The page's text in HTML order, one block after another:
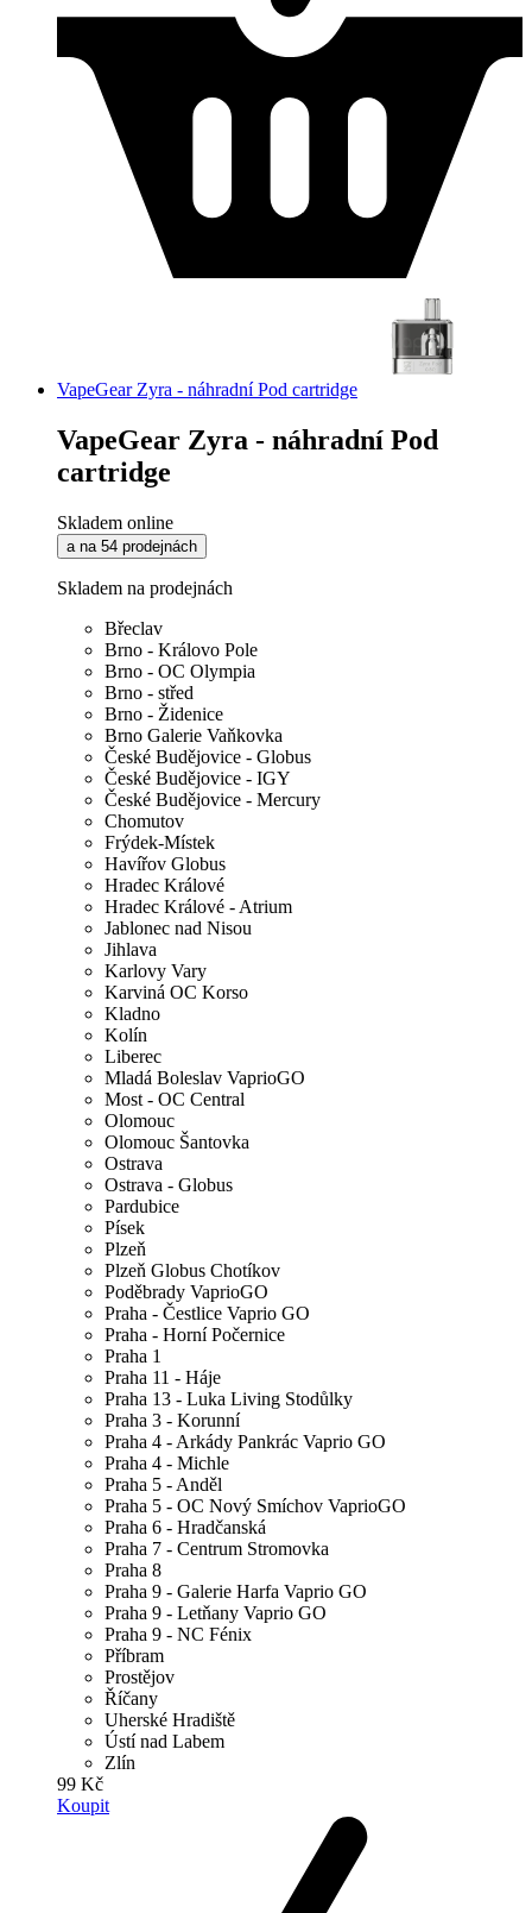
VapeGear Zyra - náhradní Pod cartridge
VapeGear Zyra - náhradní Pod
cartridge
Skladem online
a na 54 prodejnách
Skladem na prodejnách
Břeclav
Brno - Královo Pole
Brno - OC Olympia
Brno - střed
Brno - Židenice
Brno Galerie Vaňkovka
České Budějovice - Globus
České Budějovice - IGY
České Budějovice - Mercury
Chomutov
Frýdek-Místek
Havířov Globus
Hradec Králové
Hradec Králové - Atrium
Jablonec nad Nisou
Jihlava
Karlovy Vary
Karviná OC Korso
Kladno
Kolín
Liberec
Mladá Boleslav VaprioGO
Most - OC Central
Olomouc
Olomouc Šantovka
Ostrava
Ostrava - Globus
Pardubice
Písek
Plzeň
Plzeň Globus Chotíkov
Poděbrady VaprioGO
Praha - Čestlice Vaprio GO
Praha - Horní Počernice
Praha 1
Praha 11 - Háje
Praha 13 - Luka Living Stodůlky
Praha 3 - Korunní
Praha 4 - Arkády Pankrác Vaprio GO
Praha 4 - Michle
Praha 5 - Anděl
Praha 5 - OC Nový Smíchov VaprioGO
Praha 6 - Hradčanská
Praha 7 - Centrum Stromovka
Praha 8
Praha 9 - Galerie Harfa Vaprio GO
Praha 9 - Letňany Vaprio GO
Praha 9 - NC Fénix
Příbram
Prostějov
Říčany
Uherské Hradiště
Ústí nad Labem
Zlín
99 Kč
Koupit